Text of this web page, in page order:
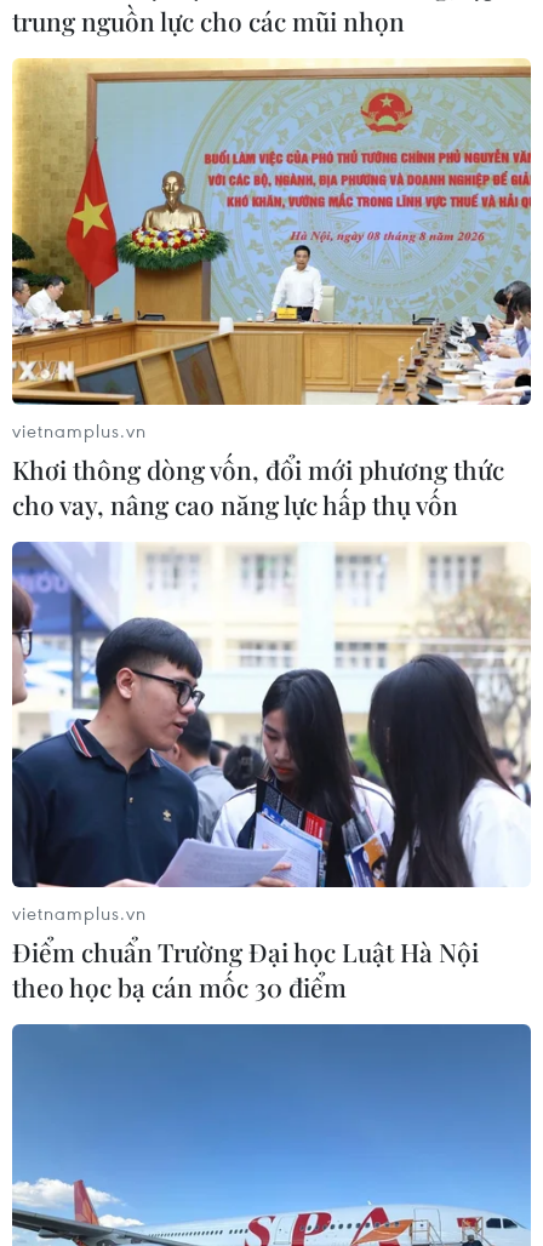
17/03/2022 09:59
tiếp nước ngoài. Trong năm nay, thành phố đặt mục tiêu
thu hút vốn FDI đạt từ 2,5-3 tỷ USD
Hải Phòng phá dỡ các công trình vi phạm
tại Vườn Quốc gia Cát Bà
17/03/2022 12:31
Ủy ban Nhân dân thành phố Hải Phòng đã giao Sở Xây
dựng thành phố chủ trì, cùng các cơ quan liên quan tiếp
tục triển khai các thủ tục để thực hiện việc cưỡng chế
phá dỡ đối với các công trình vi phạm.
Hải Phòng: Buộc thôi việc viên chức bị tố
trung nguồn lực cho các mũi nhọn
vietnamplus.vn
Khơi thông dòng vốn, đổi mới phương thức
cho vay, nâng cao năng lực hấp thụ vốn
vietnamplus.vn
Điểm chuẩn Trường Đại học Luật Hà Nội
theo học bạ cán mốc 30 điểm